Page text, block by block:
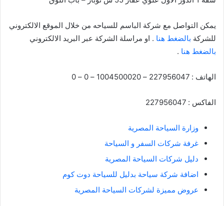
يمكن التواصل مع شركة الباسم للسياحه من خلال الموقع الالكتروني
للشركة بالضغط هنا . او مراسلة الشركة عبر البريد الالكتروني
بالضغط هنا .
الهاتف : 227956047 – 1004500020 – 0 – 0
الفاكس : 227956047
وزارة السياحة المصرية
غرفة شركات السفر و السياحة
دليل شركات السياحة المصرية
اضافة شركة سياحة بدليل للسياحة دوت كوم
عروض مميزة لشركات السياحة المصرية